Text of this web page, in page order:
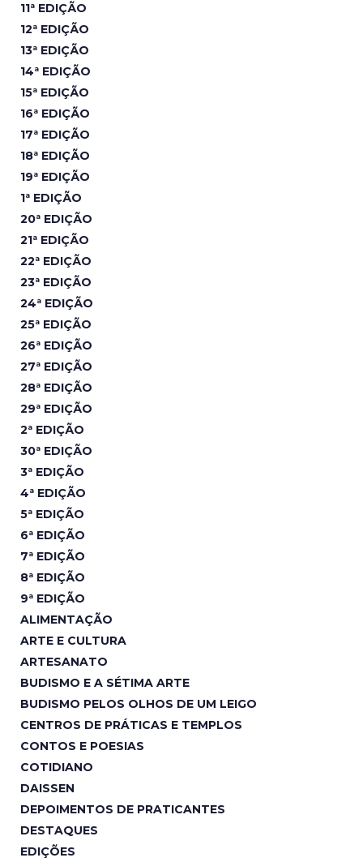
11ª EDIÇÃO
12ª EDIÇÃO
13ª EDIÇÃO
14ª EDIÇÃO
15ª EDIÇÃO
16ª EDIÇÃO
17ª EDIÇÃO
18ª EDIÇÃO
19ª EDIÇÃO
1ª EDIÇÃO
20ª EDIÇÃO
21ª EDIÇÃO
22ª EDIÇÃO
23ª EDIÇÃO
24ª EDIÇÃO
25ª EDIÇÃO
26ª EDIÇÃO
27ª EDIÇÃO
28ª EDIÇÃO
29ª EDIÇÃO
2ª EDIÇÃO
30ª EDIÇÃO
3ª EDIÇÃO
4ª EDIÇÃO
5ª EDIÇÃO
6ª EDIÇÃO
7ª EDIÇÃO
8ª EDIÇÃO
9ª EDIÇÃO
ALIMENTAÇÃO
ARTE E CULTURA
ARTESANATO
BUDISMO E A SÉTIMA ARTE
BUDISMO PELOS OLHOS DE UM LEIGO
CENTROS DE PRÁTICAS E TEMPLOS
CONTOS E POESIAS
COTIDIANO
DAISSEN
DEPOIMENTOS DE PRATICANTES
DESTAQUES
EDIÇÕES